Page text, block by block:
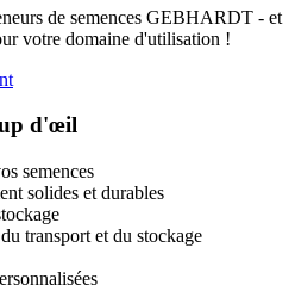
de semences GEBHARDT - et
votre domaine d'utilisation !
d'œil
semences
solides et durables
transport et du stockage